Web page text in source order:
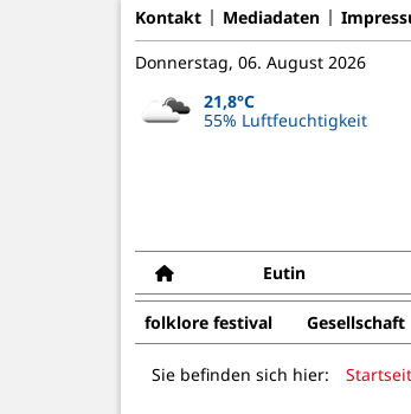
Kontakt Mediadaten
Donnerstag, 06. August 2026
21,8°C
55% Luftfeuchtigkeit
Eutin
folklore festival Gesellschaft
Sie befinden sich hier: